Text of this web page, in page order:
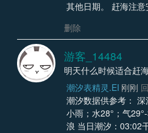
其他日期。 赶海注意
删除
游客_14484
明天什么时候适合赶
潮汐表精灵.EI 刚刚
潮汐数据供参考：
小雨；水28°；气
浪 当日潮汐：03:02